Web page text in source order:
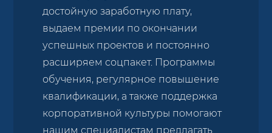
достойную заработную плату,
выдаем премии по окончании
успешных проектов и постоянно
расширяем соцпакет. Программы
обучения, регулярное повышение
квалификации, а также поддержка
корпоративной культуры помогают
нашим специалистам предлагать